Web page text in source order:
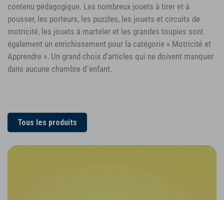
contenu pédagogique. Les nombreux jouets à tirer et à
pousser, les porteurs, les puzzles, les jouets et circuits de
motricité, les jouets à marteler et les grandes toupies sont
également un enrichissement pour la catégorie « Motricité et
Apprendre ». Un grand choix d’articles qui ne doivent manquer
dans aucune chambre d´enfant.
Tous les produits